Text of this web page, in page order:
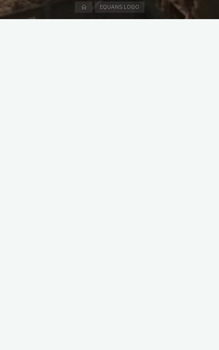
AccueilEQUANS LOGO